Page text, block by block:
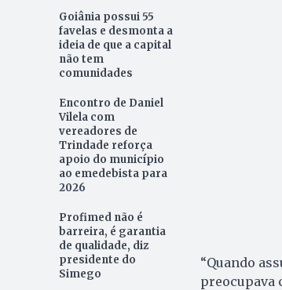
Goiânia possui 55
favelas e desmonta a
ideia de que a capital
não tem
comunidades
Encontro de Daniel
Vilela com
vereadores de
Trindade reforça
apoio do município
ao emedebista para
2026
Profimed não é
barreira, é garantia
de qualidade, diz
presidente do
Simego
“Quando
preocupava